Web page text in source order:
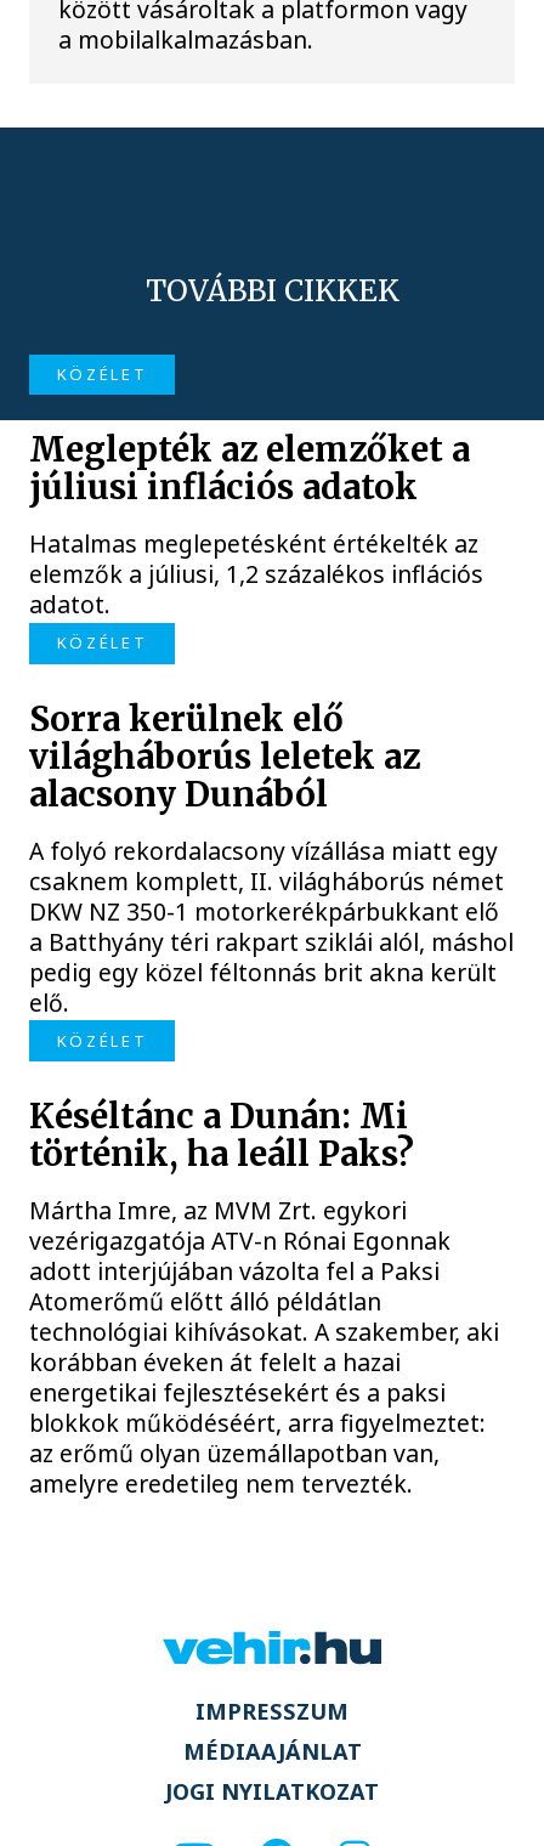
között vásároltak a platformon vagy
a mobilalkalmazásban.
TOVÁBBI CIKKEK
KÖZÉLET
Meglepték az elemzőket a
júliusi inflációs adatok
Hatalmas meglepetésként értékelték az
elemzők a júliusi, 1,2 százalékos inflációs
adatot.
KÖZÉLET
Sorra kerülnek elő
világháborús leletek az
alacsony Dunából
A folyó rekordalacsony vízállása miatt egy
csaknem komplett, II. világháborús német
DKW NZ 350-1 motorkerékpárbukkant elő
a Batthyány téri rakpart sziklái alól, máshol
pedig egy közel féltonnás brit akna került
elő.
KÖZÉLET
Késéltánc a Dunán: Mi
történik, ha leáll Paks?
Mártha Imre, az MVM Zrt. egykori
vezérigazgatója ATV-n Rónai Egonnak
adott interjújában vázolta fel a Paksi
Atomerőmű előtt álló példátlan
technológiai kihívásokat. A szakember, aki
korábban éveken át felelt a hazai
energetikai fejlesztésekért és a paksi
blokkok működéséért, arra figyelmeztet:
az erőmű olyan üzemállapotban van,
amelyre eredetileg nem tervezték.
IMPRESSZUM
MÉDIAAJÁNLAT
JOGI NYILATKOZAT